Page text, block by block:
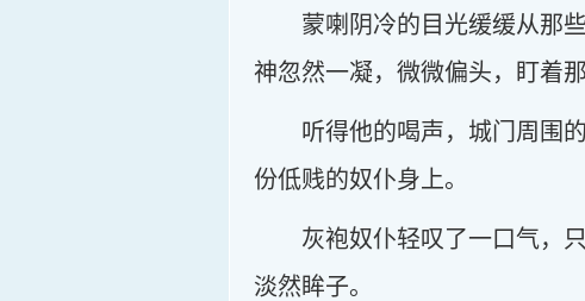
蒙喇阴冷的目光缓缓从那
神忽然一凝，微微偏头，盯着
听得他的喝声，城门周围
份低贱的奴仆身上。
灰袍奴仆轻叹了一口气，
淡然眸子。